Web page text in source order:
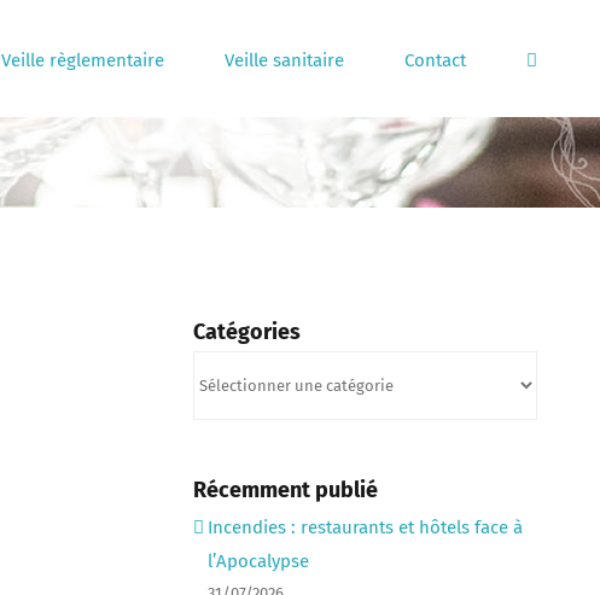
Veille règlementaire Veille sanitaire Contact
Catégories
Récemment publié
Incendies : restaurants et hôtels face à
l’Apocalypse